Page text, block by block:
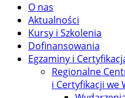
O nas
Aktualności
Kursy i Szkolenia
Dofinansowania
Egzaminy i
Regionalne
i Certyfikacji we